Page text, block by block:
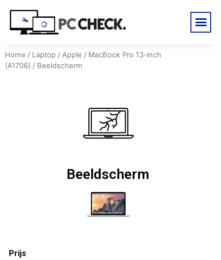
Home / Laptop / Apple / MacBook Pro 13-inch
(A1706) / Beeldscherm
Beeldscherm
Prijs